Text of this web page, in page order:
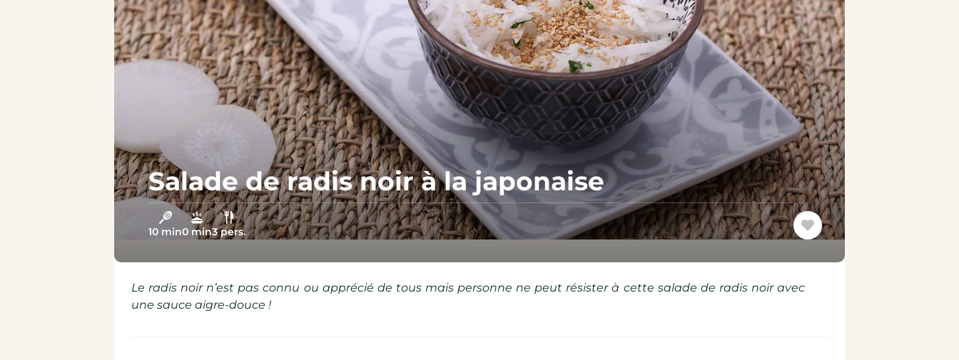
Indispensables
Épicerie sucrée
Salade de radis noir à la japonaise
10 min0 min3 pers.
Le radis noir n’est pas connu ou apprécié de tous mais personne ne peut résister à cette salade de radis noir avec
une sauce aigre-douce !